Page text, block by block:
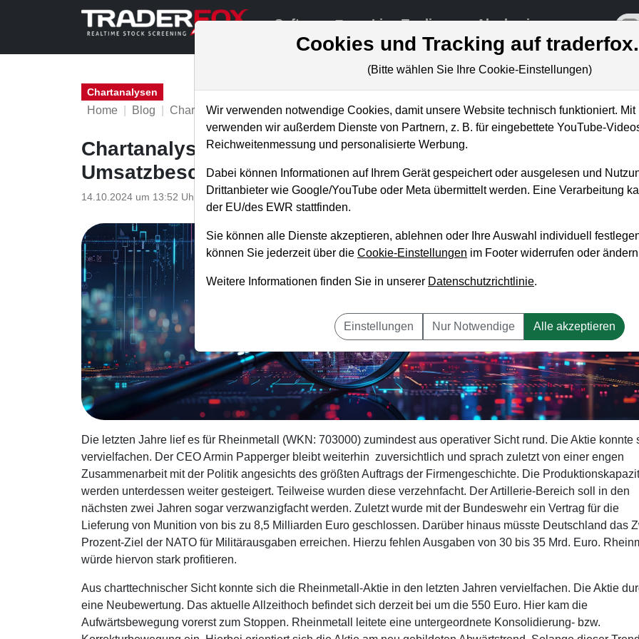
Software Live-Trading Akademie
Chartanalysen
Home Blog Chartanalysen
Chartanalyse Rheinmetall: Der nächste
Umsatzbeschleuniger - hier kaufe ich meine erste
14.10.2024 um 13:52 Uhr P. Uhlschmied
Die letzten Jahre lief es für Rheinmetall (WKN: 703000) zumindest aus operativer Sicht rund. Die Aktie konnte
vervielfachen. Der CEO Armin Papperger bleibt weiterhin zuversichtlich und sprach zuletzt von einer engen
Zusammenarbeit mit der Politik angesichts des größten Auftrags der Firmengeschichte. Die
werden unterdessen weiter gesteigert. Teilweise wurden diese verzehnfacht. Der Artillerie-Bereich soll in den
nächsten zwei Jahren sogar verzwanzigfacht werden. Zuletzt wurde mit der Bundeswehr ein Vertrag für die
Lieferung von Munition von bis zu 8,5 Milliarden Euro geschlossen. Darüber hinaus müsste Deutschland das
Prozent-Ziel der NATO für Militärausgaben erreichen. Hierzu fehlen Ausgaben von 30 bis 35 Mrd. Euro.
würde hiervon stark profitieren.
Aus charttechnischer Sicht konnte sich die Rheinmetall-Aktie in den letzten Jahren vervielfachen. Die Aktie
eine Neubewertung. Das aktuelle Allzeithoch befindet sich derzeit bei um die 550 Euro. Hier kam die
Aufwärtsbewegung vorerst zum Stoppen. Rheinmetall leitete eine untergeordnete Konsolidierung- bzw.
Cookies und Tracking auf
(Bitte wählen Sie Ihre Cookie-Einstellungen)
Wir verwenden notwendige Cookies, damit unsere Website technisch funktioniert.
verwenden wir außerdem Dienste von Partnern, z. B. für eingebettete YouTube-
Reichweitenmessung und personalisierte Werbung.
Dabei können Informationen auf Ihrem Gerät gespeichert oder ausgelesen und
Drittanbieter wie Google/YouTube oder Meta übermittelt werden. Eine Verarbeitung
der EU/des EWR stattfinden.
Sie können alle Dienste akzeptieren, ablehnen oder Ihre Auswahl individuell
können Sie jederzeit über die Cookie-Einstellungen im Footer widerrufen oder
Weitere Informationen finden Sie in unserer Datenschutzrichtlinie.
Einstellungen Nur Notwendige Alle akzeptieren